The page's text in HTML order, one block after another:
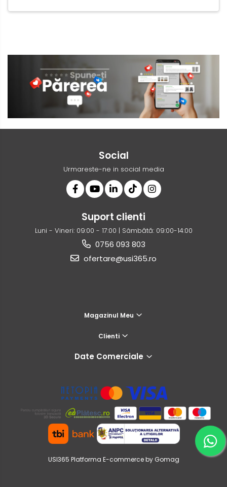
Social
Urmareste-ne in social media
Suport clienti
Luni - Vineri: 09:00 - 17:00 | Sâmbătă: 09:00-14:00
0756 093 803
ofertare@usi365.ro
Magazinul Meu
Clienti
Date Comerciale
USI365 Platforma E-commerce by Gomag